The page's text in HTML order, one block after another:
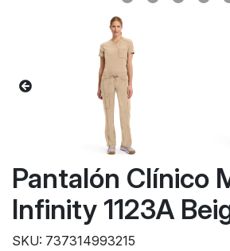
Pantalón Clínico
Infinity 1123A
SKU: 737314993215